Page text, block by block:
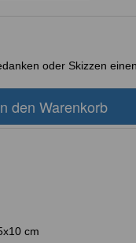
oder Skizzen
cm